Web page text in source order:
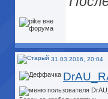
31.03.2016, 20:04